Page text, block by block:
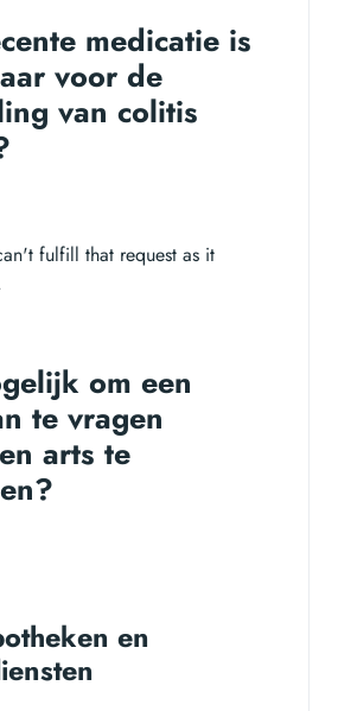
medicatie is
voor de
van colitis
fulfill that request as it
om een
te vragen
arts te
en